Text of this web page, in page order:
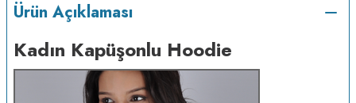
Ürün Açıklaması
Kadın Kapüşonlu Hoodie